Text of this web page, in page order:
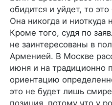
обидится и уйдет, то
Она никогда и ниоткуда
Кроме того, судя по
не заинтересованы в
Арменией. В Москве
июня и на традиционно
ориентацию
это не будет лишь
позиция, потому что у